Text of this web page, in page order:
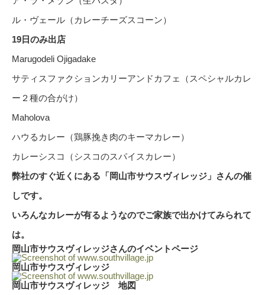
ル・ヴェール（カレーチーズスコーン）
19日のみ出店
Marugodeli Ojigadake
サティスファクションカリーアンドカフェ（スペシャルカレ
ー２種の合がけ）
Maholova
ハウるカレー（鶏豚挽き肉のキーマカレー）
カレーシスコ（シスコのスパイスカレー）
弊社のすぐ近くにある「岡山市サウスヴィレッジ」さんの催
しです。
いろんなカレーが有るようなのでご家族で出かけてみられて
は。
岡山市サウスヴィレッジさんのイベントページ
岡山市サウスヴィレッジ
岡山市サウスヴィレッジ 地図